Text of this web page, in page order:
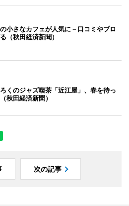
小さなカフェが人気に－口コミやブロ
（秋田経済新聞）
くのジャズ喫茶「近江屋」、春を待っ
秋田経済新聞）
次の記事